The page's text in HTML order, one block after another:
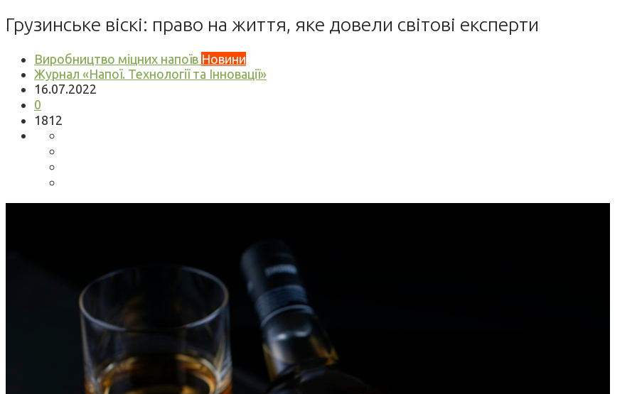
Грузинське віскі: право на життя, яке довели світові експерти
Виробництво міцних напоїв Новини
Журнал «Напої. Технології та Інновації»
16.07.2022
0
1812